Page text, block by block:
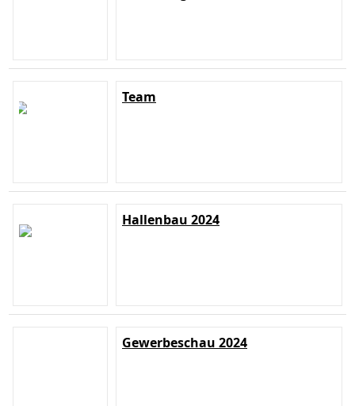
Team
Hallenbau 2024
Gewerbeschau 2024